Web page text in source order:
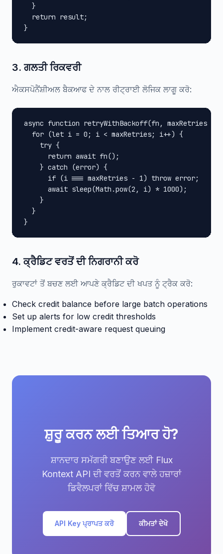
  }
  return result;
}
3. ਗਲਤੀ ਰਿਕਵਰੀ
ਐਕਸਪੋਨੈਂਸ਼ੀਅਲ ਬੈਕਆਫ ਦੇ ਨਾਲ ਰੀਟ੍ਰਾਈ ਲੋਜਿਕ ਲਾਗੂ ਕਰੋ:
async function retryWithBackoff(fn, maxRetries =
  for (let i = 0; i < maxRetries; i++) {
    try {
      return await fn();
    } catch (error) {
      if (i === maxRetries - 1) throw error;
      await sleep(Math.pow(2, i) * 1000);
    }
  }
}
4. ਕ੍ਰੈਡਿਟ ਵਰਤੋਂ ਦੀ ਨਿਗਰਾਨੀ ਕਰੋ
ਰੁਕਾਵਟਾਂ ਤੋਂ ਬਚਣ ਲਈ ਆਪਣੇ ਕ੍ਰੈਡਿਟ ਦੀ ਖਪਤ ਨੂੰ ਟ੍ਰੈਕ ਕਰੋ:
Check credit balance before large batch operations
Set up alerts for low credit thresholds
Implement credit-aware request queuing
ਸ਼ੁਰੂ ਕਰਨ ਲਈ ਤਿਆਰ ਹੋ?
ਸ਼ਾਨਦਾਰ ਸਮੱਗਰੀ ਬਣਾਉਣ ਲਈ Flux
Kontext API ਦੀ ਵਰਤੋਂ ਕਰਨ ਵਾਲੇ ਹਜ਼ਾਰਾਂ
ਡਿਵੈਲਪਰਾਂ ਵਿੱਚ ਸ਼ਾਮਲ ਹੋਵੋ
API Key ਪ੍ਰਾਪਤ ਕਰੋ ਕੀਮਤਾਂ ਦੇਖੋ